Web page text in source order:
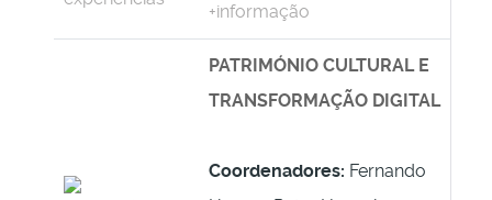
+informação
PATRIMÓNIO CULTURAL E
TRANSFORMAÇÃO DIGITAL
Coordenadores: Fernando